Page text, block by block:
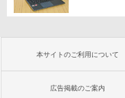
本サイトのご利用について
広告掲載のご案内